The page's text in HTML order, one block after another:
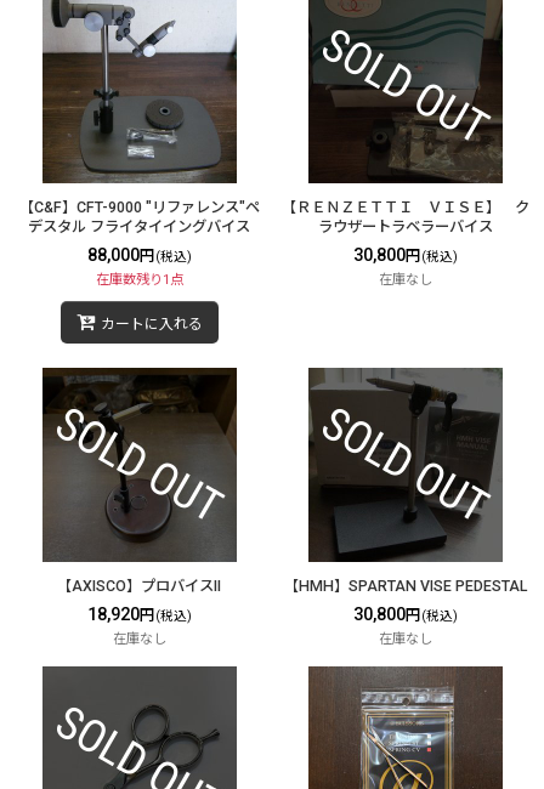
【C&F】CFT-9000 "リファレンス"ペ
デスタル フライタイイングバイス
88,000円 (税込)
在庫数残り1点
カートに入れる
【ＲＥＮＺＥＴＴＩ ＶＩＳＥ】 ク
ラウザートラベラーバイス
30,800円 (税込)
在庫なし
【AXISCO】プロバイスII
18,920円 (税込)
在庫なし
【HMH】SPARTAN VISE PEDESTAL
30,800円 (税込)
在庫なし